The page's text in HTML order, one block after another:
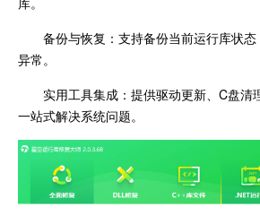
备份与恢复：支持备份当前运行库状
异常。
实用工具集成：提供驱动更新、C盘清
一站式解决系统问题。